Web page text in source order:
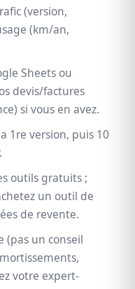
(version,
(km/an,
Sheets ou
devis/factures
si vous en avez.
1re version, puis 10
outils gratuits ;
un outil de
de revente.
(pas un conseil
votre expert-